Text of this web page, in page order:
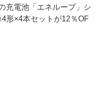
充電池「エネループ」シ
形×4本セットが12％OF